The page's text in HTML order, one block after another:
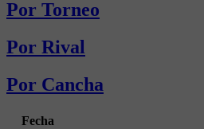
Por Torneo
Por Rival
Por Cancha
Fecha